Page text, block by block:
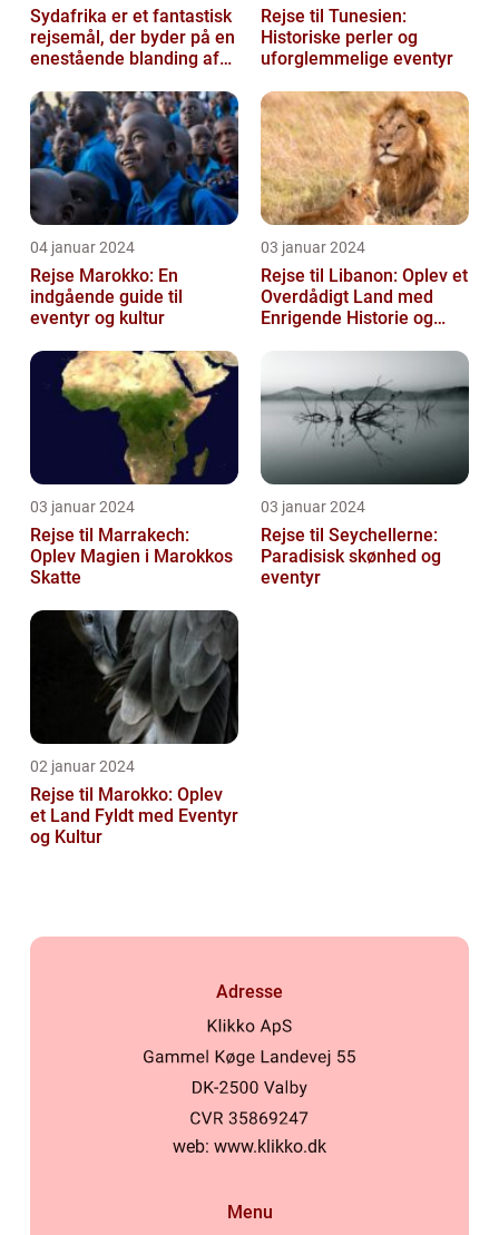
Sydafrika er et fantastisk
rejsemål, der byder på en
enestående blanding af
Rejse til Tunesien:
Historiske perler og
uforglemmelige eventyr
04 januar 2024
Rejse Marokko: En
indgående guide til
eventyr og kultur
03 januar 2024
Rejse til Libanon: Oplev et
Overdådigt Land med
Enrigende Historie og
03 januar 2024
Rejse til Marrakech:
Oplev Magien i Marokkos
Skatte
03 januar 2024
Rejse til Seychellerne:
Paradisisk skønhed og
eventyr
02 januar 2024
Rejse til Marokko: Oplev
et Land Fyldt med Eventyr
og Kultur
Adresse
web: www.klikko.dk
Menu